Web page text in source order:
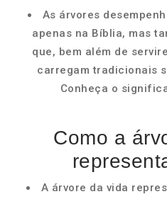
As árvores
apenas na Bíblia, mas
que, bem além de
carregam tradicionais
Conheça o
Como a
A árvore da vida